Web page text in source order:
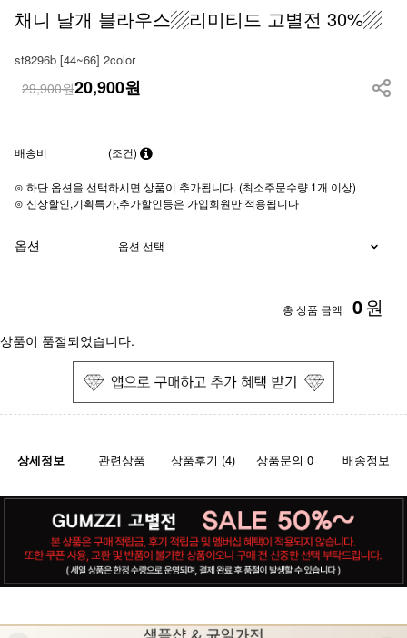
채니 날개 블라우스▨리미티드 고별전 30%▨
st8296b [44~66] 2color
29,900원20,900원
배송비 (조건)
⊙ 하단 옵션을 선택하시면 상품이 추가됩니다. (최소주문수량 1개 이상)
⊙ 신상할인,기획특가,추가할인등은 가입회원만 적용됩니다
옵션
총 상품 금액 0원
상품이 품절되었습니다.
상세정보 관련상품 상품후기 (4) 상품문의 0 배송정보